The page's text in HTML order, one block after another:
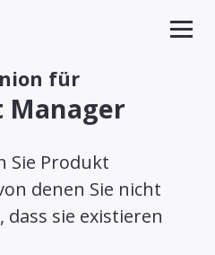
für
Manager
Sie Produkt
denen Sie nicht
sie existieren